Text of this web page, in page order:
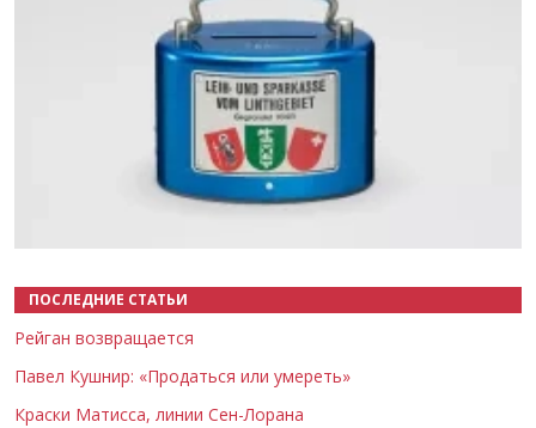
ПОСЛЕДНИЕ СТАТЬИ
Рейган возвращается
Павел Кушнир: «Продаться или умереть»
Краски Матисса, линии Сен-Лорана